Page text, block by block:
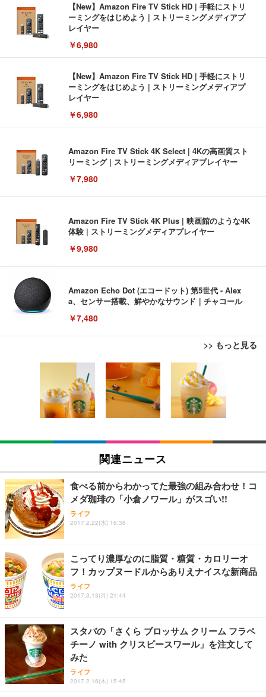
【New】Amazon Fire TV Stick HD | 手軽にストリ
ーミングをはじめよう | ストリーミングメディアプ
レイヤー
￥6,980
【New】Amazon Fire TV Stick HD | 手軽にストリ
ーミングをはじめよう | ストリーミングメディアプ
レイヤー
￥6,980
Amazon Fire TV Stick 4K Select | 4Kの高画質スト
リーミング | ストリーミングメディアプレイヤー
￥7,980
Amazon Fire TV Stick 4K Plus | 映画館のような4K
体験 | ストリーミングメディアプレイヤー
￥9,980
Amazon Echo Dot (エコードット) 第5世代 - Alex
a、センサー搭載、鮮やかなサウンド｜チャコール
￥7,480
>> もっと見る
[EdoErgo] オフィスチェア 椅子 テレワーク 疲れな
い 跳ね上げ式アームレスト コンパクト 約105度ロッ
キング pc 事務椅子 360度回転 座面昇降 強化ナイロ
ン樹脂ベース 通気性メッシュ 在宅ワーク H-WY01
(黒網+黒枠+黒足)
￥5,699
SIHOO B100 オフィスチェア／デスクチェア メッシ
ュチェア 人間工学 疲れない ブラック
￥27,999
Sezlife オフィスチェア デスクチェア 疲れない テレ
ワーク チェア 強化バックレスト 30度ロッキング機
能 人間工学 椅子 腰サポート 90度跳ね上げ式アーム
務用 おしゃれ パソコンチェア (ブラック)
Sezlife オフィスチェア デスクチェア 疲れない テレ
ワーク チェア 強化バックレスト 30度ロッキング機
能 人間工学 椅子 腰サポート 90度跳ね上げ式アーム
務用 おしゃれ パソコンチェア (ホワイト)
ANDWINT オフィスチェア デスクチェア 肘なし メ
ッシュ 通気性 ランバーサポート付き 腰サポート ガ
ス圧無段階昇降 360度回転 キャスター付き コンパク
ト 幅52×奥行58.5×高さ84～96cm テレワーク 在宅
￥4,139
EIZO ビジネス向けプレミアムモニター | FlexScan
EV3240X-WT | 31.5型4K UHD・USB Type-C・ホワ
イト
￥105,595
EIZO ビジネス向けプレミアムモニター | FlexScan
￥109,572
【純正品】27"ゲーミングモニター DualSense 充電
フック付き（CFI-ZDM1J）
【整備済み品】Dell E2724HS 27インチ 液晶モニタ
ー フルHD（1920×1080）VA 非光沢 HDMI/DisplayP
ort/VGA スピーカー内蔵 高さ調整 スイベル VESA対
【MiniLED/24.5inch/280Hz/FHD】GRAPHT THE S
HOOTER Gaming Monitor 24” Essential ゲーミン
グモニター QD 24.5インチ 1ms FHD 量子ドット 残
像低減 (3年保証 | 輝点保証 | 日本メーカー)
￥34,980
Amazonベーシック ペットシーツ 薄型 レギュラー 1
回使い捨て 無香料 ホワイト 300枚
￥3,373
Amazonベーシック ペットシーツ 厚型 ワイド 42枚
x2袋(84枚) ホワイト(吸収面:ライトブルー)
￥3,234
ネオ・ルーライフ ネオ・オムツ L 中型犬用 26枚入
り 単品
Smart Basic(スマートベーシック) 【Amazon.co.jp
限定】 Smart Basic アイリスオーヤマ ペットシーツ
超厚型 お徳用 ワイド 100枚入 (x 1) (ケース販売)
アイリスオーヤマ ペットシーツ 超厚型 お徳用 レギ
ュラー 200枚入【Amazon.co.jp限定】
￥3,731
関連ニュース
食べる前からわかってた最強の組み合わせ！コ
メダ珈琲の「小倉ノワール」がスゴい!!
ライフ
2017.2.22(水) 16:38
こってり濃厚なのに脂質・糖質・カロリーオ
フ！カップヌードルからありえナイスな新商品
ライフ
2017.3.13(月) 21:44
スタバの「さくら ブロッサム クリーム フラペ
チーノ with クリスピースワール」を注文して
みた
ライフ
2017.2.16(木) 15:45